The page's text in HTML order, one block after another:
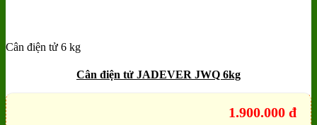
Add to wishlist
Cân điện tử 6 kg
Cân điện tử JADEVER JWQ 6kg
1.900.000 đ